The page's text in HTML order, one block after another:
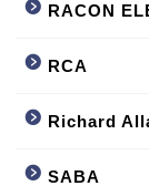
RACON
RCA
Richard
SABA